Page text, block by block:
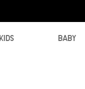
KIDS BABY